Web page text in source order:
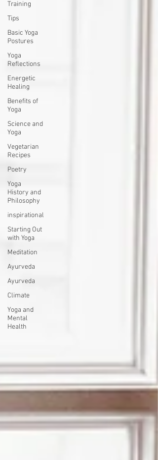
Training
Tips
Basic Yoga
Postures
Yoga
Reflections
Energetic
Healing
Benefits of
Yoga
Science and
Yoga
Vegetarian
Recipes
Poetry
Yoga
History and
Philosophy
inspirational
Starting Out
with Yoga
Meditation
Ayurveda
Ayurveda
Climate
Yoga and
Mental
Health